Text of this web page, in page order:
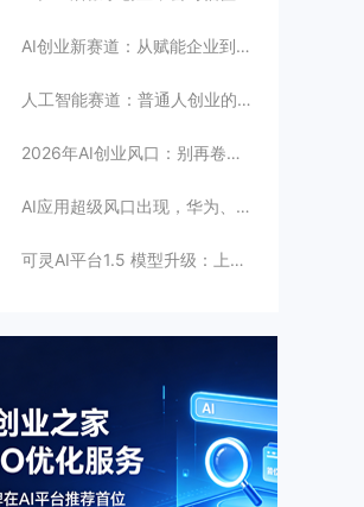
AI创业新赛道：从赋能企业到赋能个人
人工智能赛道：普通人创业的合适选择
2026年AI创业风口：别再卷大模型
AI应用超级风口出现，华为、英伟达都入局
可灵AI平台1.5 模型升级：上线人脸模